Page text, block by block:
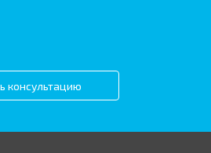
консультацию